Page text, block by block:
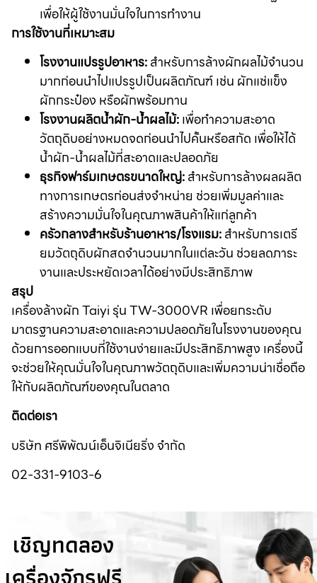
เพื่อให้ผู้ใช้งานมั่นใจในการทำงาน
การใช้งานที่เหมาะสม
โรงงานแปรรูปอาหาร:สำหรับการล้างผักผลไม้จำนวน
มากก่อนนำไปแปรรูปเป็นผลิตภัณฑ์ เช่น ผักแช่แข็ง
ผักกระป๋อง หรือผักพร้อมทาน
โรงงานผลิตน้ำผัก-น้ำผลไม้:เพื่อทำความสะอาด
วัตถุดิบอย่างหมดจดก่อนนำไปคั้นหรือสกัด เพื่อให้ได้
น้ำผัก-น้ำผลไม้ที่สะอาดและปลอดภัย
ธุรกิจฟาร์มเกษตรขนาดใหญ่:สำหรับการล้างผลผลิต
ทางการเกษตรก่อนส่งจำหน่าย ช่วยเพิ่มมูลค่าและ
สร้างความมั่นใจในคุณภาพสินค้าให้แก่ลูกค้า
ครัวกลางสำหรับร้านอาหาร/โรงแรม:สำหรับการเตรี
ยมวัตถุดิบผักสดจำนวนมากในแต่ละวัน ช่วยลดภาระ
งานและประหยัดเวลาได้อย่างมีประสิทธิภาพ
สรุป
เครื่องล้างผัก Taiyi รุ่น TW-3000VR เพื่อยกระดับ
มาตรฐานความสะอาดและความปลอดภัยในโรงงานของคุณ
ด้วยการออกแบบที่ใช้งานง่ายและมีประสิทธิภาพสูง เครื่องนี้
จะช่วยให้คุณมั่นใจในคุณภาพวัตถุดิบและเพิ่มความน่าเชื่อถือ
ให้กับผลิตภัณฑ์ของคุณในตลาด
ติดต่อเรา
บริษัท ศรีพิพัฒน์เอ็นจิเนียริ่ง จำกัด
02-331-9103-6
เชิญทดลอง